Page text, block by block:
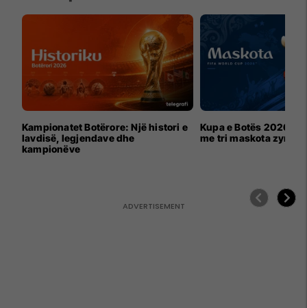
Kampionatet Botërore: Një histori e
lavdisë, legjendave dhe
kampionëve
Kupa e Botës 2026
me tri maskota zyrtare